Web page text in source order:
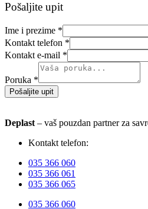
Pošaljite upit
Ime i prezime *
Kontakt telefon *
Kontakt e-mail *
Poruka *
Pošaljite upit
Deplast – vaš pouzdan partner za
Kontakt telefon:
035 366 060
035 366 061
035 366 065
035 366 060